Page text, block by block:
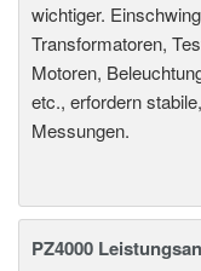
wichtiger.
Transformatoren,
Motoren,
etc., erfordern
Messungen.
PZ4000